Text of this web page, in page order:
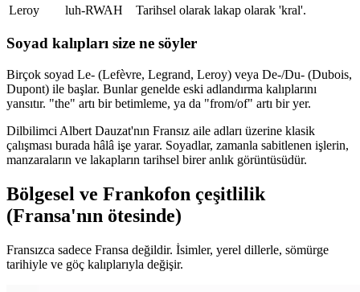
Leroy
luh-RWAH Tarihsel olarak lakap olarak 'kral'.
Soyad kalıpları size ne söyler
Birçok soyad Le- (Lefèvre, Legrand, Leroy) veya De-/Du- (Dubois,
Dupont) ile başlar. Bunlar genelde eski adlandırma kalıplarını
yansıtır. "the" artı bir betimleme, ya da "from/of" artı bir yer.
Dilbilimci Albert Dauzat'nın Fransız aile adları üzerine klasik
çalışması burada hâlâ işe yarar. Soyadlar, zamanla sabitlenen işlerin,
manzaraların ve lakapların tarihsel birer anlık görüntüsüdür.
Bölgesel ve Frankofon çeşitlilik
(Fransa'nın ötesinde)
Fransızca sadece Fransa değildir. İsimler, yerel dillerle, sömürge
tarihiyle ve göç kalıplarıyla değişir.